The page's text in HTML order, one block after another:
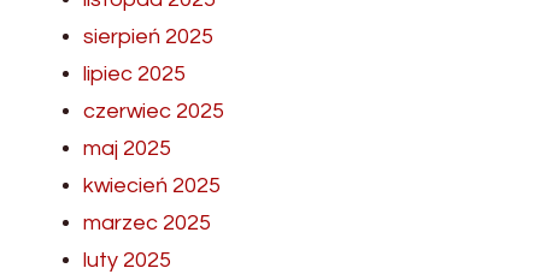
sierpień 2025
lipiec 2025
czerwiec 2025
maj 2025
kwiecień 2025
marzec 2025
luty 2025